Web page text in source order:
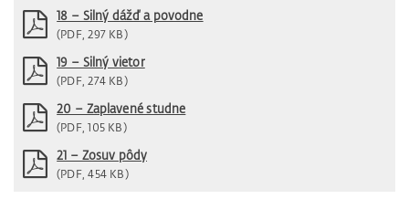
18 – Silný dážď a povodne
(PDF, 297 KB)
19 – Silný vietor
(PDF, 274 KB)
20 – Zaplavené studne
(PDF, 105 KB)
21 – Zosuv pôdy
(PDF, 454 KB)